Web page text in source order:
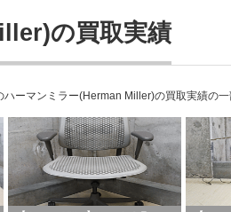
の買取実績
ーマンミラー(Herman Miller)の買取実績の一